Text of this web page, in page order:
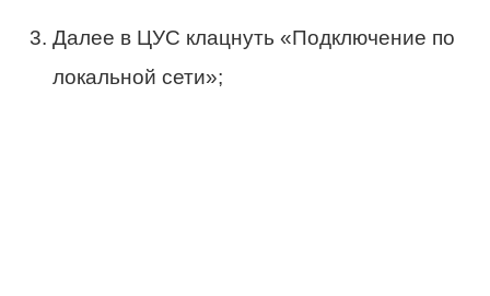
Далее в ЦУС клацнуть «Подключение по
локальной сети»;